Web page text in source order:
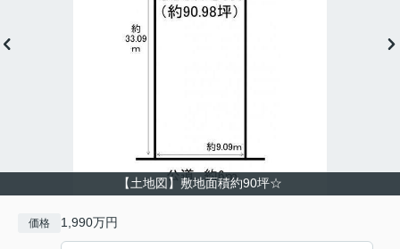
【土地図】敷地面積約90坪☆
価格 1,990万円